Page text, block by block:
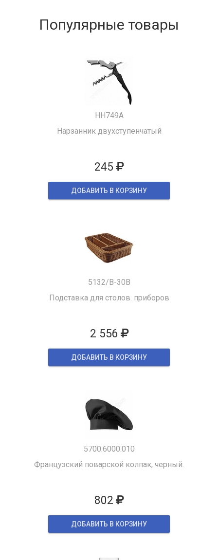
Популярные товары
HH749A
Нарзанник двухступенчатый
245
ДОБАВИТЬ В КОРЗИНУ
5132/B-30B
Подставка для столов. приборов
2 556
ДОБАВИТЬ В КОРЗИНУ
5700.6000.010
Французский поварской колпак, черный.
802
ДОБАВИТЬ В КОРЗИНУ